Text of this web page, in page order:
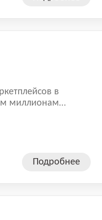
в
миллионам
сети, где
Ozon
Подробнее